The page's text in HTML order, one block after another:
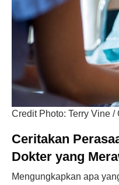
Credit Photo: Terry Vine /
Ceritakan
Dokter yang
Mengungkapkan apa